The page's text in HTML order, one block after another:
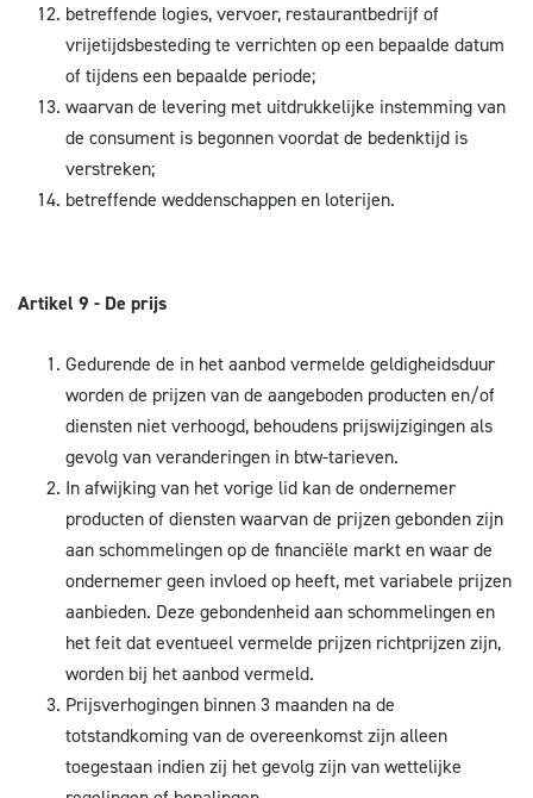
betreffende logies, vervoer, restaurantbedrijf of
vrijetijdsbesteding te verrichten op een bepaalde datum
of tijdens een bepaalde periode;
waarvan de levering met uitdrukkelijke instemming van
de consument is begonnen voordat de bedenktijd is
verstreken;
betreffende weddenschappen en loterijen.
Artikel 9 - De prijs
Gedurende de in het aanbod vermelde geldigheidsduur
worden de prijzen van de aangeboden producten en/of
diensten niet verhoogd, behoudens prijswijzigingen als
gevolg van veranderingen in btw-tarieven.
In afwijking van het vorige lid kan de ondernemer
producten of diensten waarvan de prijzen gebonden zijn
aan schommelingen op de financiële markt en waar de
ondernemer geen invloed op heeft, met variabele prijzen
aanbieden. Deze gebondenheid aan schommelingen en
het feit dat eventueel vermelde prijzen richtprijzen zijn,
worden bij het aanbod vermeld.
Prijsverhogingen binnen 3 maanden na de
totstandkoming van de overeenkomst zijn alleen
toegestaan indien zij het gevolg zijn van wettelijke